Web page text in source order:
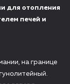
для отопления
печей и
на границе